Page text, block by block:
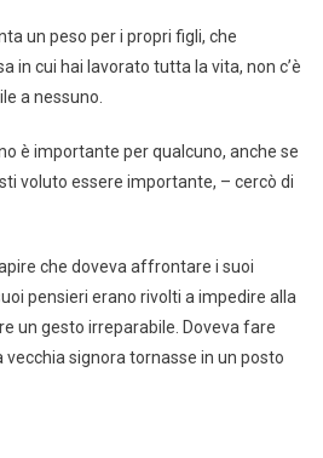
un peso per i propri figli, che
in cui hai lavorato tutta la vita, non c’è
a nessuno.
è importante per qualcuno, anche se
voluto essere importante, – cercò di
che doveva affrontare i suoi
pensieri erano rivolti a impedire alla
un gesto irreparabile. Doveva fare
signora tornasse in un posto